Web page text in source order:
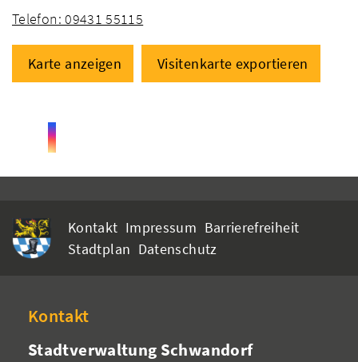
Telefon: 09431 55115
Karte anzeigen Visitenkarte exportieren
Kontakt Impressum Barrierefreiheit
Stadtplan Datenschutz
Kontakt
Stadtverwaltung Schwandorf